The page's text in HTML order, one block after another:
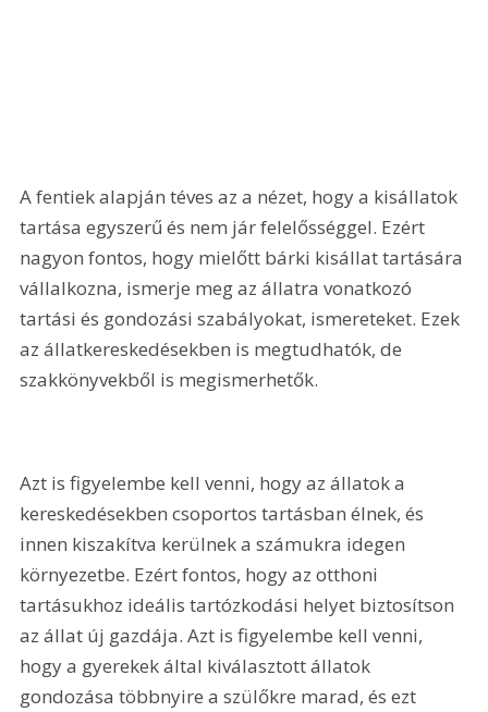
A fentiek alapján téves az a nézet, hogy a kisállatok
tartása egyszerű és nem jár felelősséggel. Ezért
nagyon fontos, hogy mielőtt bárki kisállat tartására
vállalkozna, ismerje meg az állatra vonatkozó
tartási és gondozási szabályokat, ismereteket. Ezek
az állatkereskedésekben is megtudhatók, de
szakkönyvekből is megismerhetők.
Azt is figyelembe kell venni, hogy az állatok a
kereskedésekben csoportos tartásban élnek, és
innen kiszakítva kerülnek a számukra idegen
környezetbe. Ezért fontos, hogy az otthoni
tartásukhoz ideális tartózkodási helyet biztosítson
az állat új gazdája. Azt is figyelembe kell venni,
hogy a gyerekek által kiválasztott állatok
gondozása többnyire a szülőkre marad, és ezt